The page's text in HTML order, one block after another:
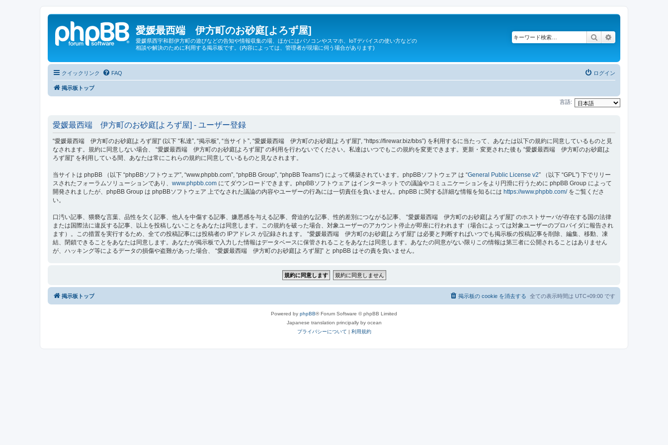
愛媛最西端 伊方町のお砂庭[よろず屋]
愛媛県西宇和郡伊方町の遊びなどの告知や情報収集の場、ほかにはパソコンやスマホ、IoTデバイスの使い方などの
相談や解決のために利用する掲示板です。(内容によっては、管理者が現場に伺う場合があります)
検索
クイックリンク FAQ ログイン
掲示板トップ
言語:
愛媛最西端 伊方町のお砂庭[よろず屋] - ユーザー登録
“愛媛最西端 伊方町のお砂庭[よろず屋]” (以下 “私達”, “掲示板”, “当サイト”, “愛媛最西端 伊方町のお砂庭[よろず屋]”, “https://firewar.biz/bbs”) を利用するに当たって、あなたは以下の規約に同意しているものと見
なされます。規約に同意しない場合、 “愛媛最西端 伊方町のお砂庭[よろず屋]” の利用を行わないでください。私達はいつでもこの規約を変更できます。更新・変更された後も “愛媛最西端 伊方町のお砂庭[よ
ろず屋]” を利用している間、あなたは常にこれらの規約に同意しているものと見なされます。
当サイトは phpBB （以下 “phpBBソフトウェア”, “www.phpbb.com”, “phpBB Group”, “phpBB Teams”) によって構築されています。phpBBソフトウェア は “General Public License v2” （以下 “GPL”) 下でリリー
スされたフォーラムソリューションであり、 www.phpbb.com にてダウンロードできます。phpBBソフトウェア はインターネットでの議論やコミュニケーションをより円滑に行うために phpBB Group によって
開発されましたが、phpBB Group は phpBBソフトウェア 上でなされた議論の内容やユーザーの行為には一切責任を負いません。phpBB に関する詳細な情報を知るには https://www.phpbb.com/をご覧くださ
い。
口汚い記事、猥褻な言葉、品性を欠く記事、他人を中傷する記事、嫌悪感を与える記事、脅迫的な記事、性的差別につながる記事、 “愛媛最西端 伊方町のお砂庭[よろず屋]” のホストサーバが存在する国の法律
または国際法に違反する記事、以上を投稿しないことをあなたは同意します。この規約を破った場合、対象ユーザーのアカウント停止が即座に行われます（場合によっては対象ユーザーのプロバイダに報告され
ます）。この措置を実行するため、全ての投稿記事には投稿者の IPアドレス が記録されます。 “愛媛最西端 伊方町のお砂庭[よろず屋]” は必要と判断すればいつでも掲示板の投稿記事を削除、編集、移動、凍
結、閉鎖できることをあなたは同意します。あなたが掲示板で入力した情報はデータベースに保管されることをあなたは同意します。あなたの同意がない限りこの情報は第三者に公開されることはありません
が、ハッキング等によるデータの損傷や盗難があった場合、 “愛媛最西端 伊方町のお砂庭[よろず屋]” と phpBB はその責を負いません。
掲示板トップ 全ての表示時間は UTC+09:00 です
掲示板の cookie を消去する
Powered by phpBB® Forum Software © phpBB Limited
Japanese translation principally by ocean
プライバシーについて | 利用規約